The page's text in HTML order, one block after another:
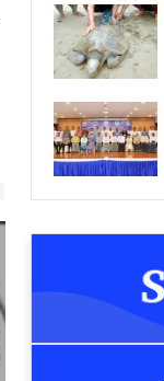
ငါးလုပ်ငန်းဦ
၂၀၂၄-၂၀၂၅
တွင် ငါးမဖမ်း
ကို (၂၇-၁-၂၀
ညွှန်ကြားခ
၁/၂၀၂၅ ဖြ